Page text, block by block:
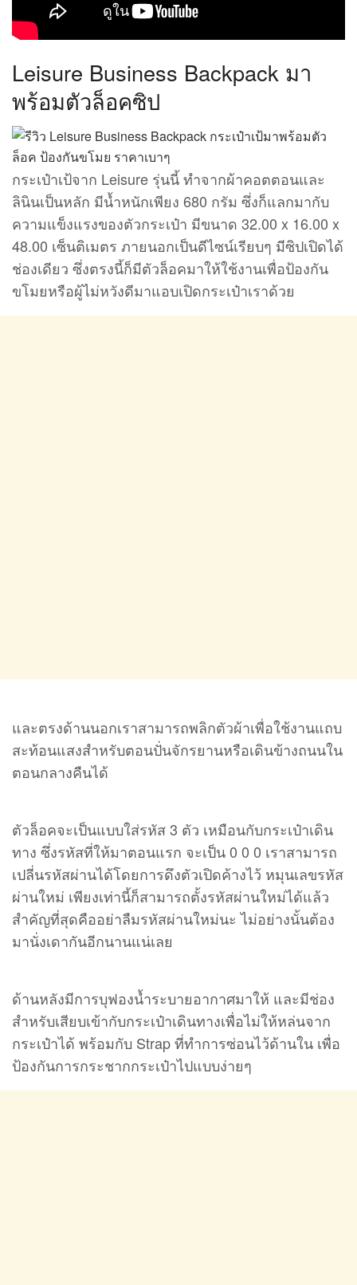
Leisure Business Backpack มา
พร้อมตัวล็อคซิป
กระเป๋าเป้จาก Leisure รุ่นนี้ ทำจากผ้าคอตตอนและ
ลินินเป็นหลัก มีน้ำหนักเพียง 680 กรัม ซึ่งก็แลกมากับ
ความแข็งแรงของตัวกระเป๋า มีขนาด 32.00 x 16.00 x
48.00 เซ็นติเมตร ภายนอกเป็นดีไซน์เรียบๆ มีซิปเปิดได้
ช่องเดียว ซึ่งตรงนี้ก็มีตัวล็อคมาให้ใช้งานเพื่อป้องกัน
ขโมยหรือผู้ไม่หวังดีมาแอบเปิดกระเป๋าเราด้วย
และตรงด้านนอกเราสามารถพลิกตัวผ้าเพื่อใช้งานแถบ
สะท้อนแสงสำหรับตอนปั่นจักรยานหรือเดินข้างถนนใน
ตอนกลางคืนได้
ตัวล็อคจะเป็นแบบใส่รหัส 3 ตัว เหมือนกับกระเป๋าเดิน
ทาง ซึ่งรหัสที่ให้มาตอนแรก จะเป็น 0 0 0 เราสามารถ
เปลี่นรหัสผ่านได้โดยการดึงตัวเปิดค้างไว้ หมุนเลขรหัส
ผ่านใหม่ เพียงเท่านี้ก็สามารถตั้งรหัสผ่านใหม่ได้แล้ว
สำคัญที่สุดคืออย่าลืมรหัสผ่านใหม่นะ ไม่อย่างนั้นต้อง
มานั่งเดากันอีกนานแน่เลย
ด้านหลังมีการบุฟองน้ำระบายอากาศมาให้ และมีช่อง
สำหรับเสียบเข้ากับกระเป๋าเดินทางเพื่อไม่ให้หล่นจาก
กระเป๋าได้ พร้อมกับ Strap ที่ทำการซ่อนไว้ด้านใน เพื่อ
ป้องกันการกระชากกระเป๋าไปแบบง่ายๆ